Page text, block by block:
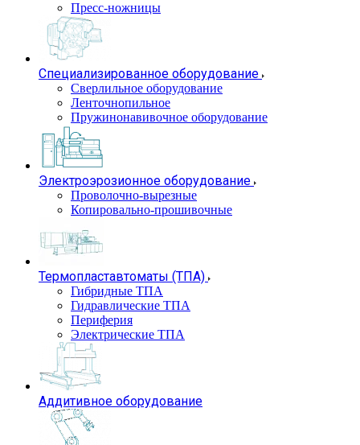
Пресс-ножницы
Специализированное оборудование
Сверлильное оборудование
Ленточнопильное
Пружинонавивочное оборудование
Электроэрозионное оборудование
Проволочно-вырезные
Копировально-прошивочные
Термопластавтоматы (ТПА)
Гибридные ТПА
Гидравлические ТПА
Периферия
Электрические ТПА
Аддитивное оборудование